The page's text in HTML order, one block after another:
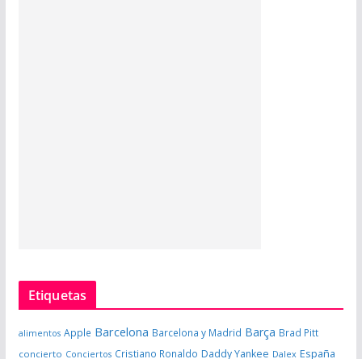
Etiquetas
alimentos Apple Barcelona Barcelona y Madrid Barça Brad Pitt
concierto Conciertos Cristiano Ronaldo Daddy Yankee Dalex España